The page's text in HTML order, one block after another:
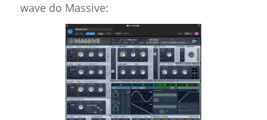
wave do Massive: